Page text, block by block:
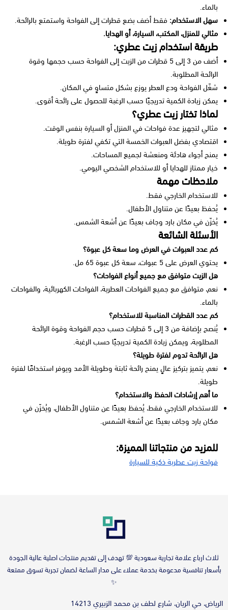
بالماء.
سهل الاستخدام: فقط أضف بضع قطرات إلى الفواحة واستمتع بالرائحة.
مثالي للمنزل، المكتب، السيارة، أو الهدايا.
طريقة استخدام زيت عطري:
أضف من 3 إلى 5 قطرات من الزيت إلى الفواحة حسب حجمها وقوة
الرائحة المطلوبة.
شغّل الفواحة ودع العطر يوزع بشكل متساوٍ في المكان.
يمكن زيادة الكمية تدريجيًا حسب الرغبة للحصول على رائحة أقوى.
لماذا تختار زيت عطري؟
مثالي لتجهيز عدة فواحات في المنزل أو السيارة بنفس الوقت.
اقتصادي بفضل العبوات الخمسة التي تكفي لفترة طويلة.
يمنح أجواء هادئة ومنعشة لجميع المساحات.
خيار ممتاز للهدايا أو للاستخدام الشخصي اليومي.
ملاحظات مهمة
للاستخدام الخارجي فقط.
يُحفظ بعيدًا عن متناول الأطفال.
يُخزّن في مكان بارد وجاف بعيدًا عن أشعة الشمس.
الأسئلة الشائعة
كم عدد العبوات في العرض وما سعة كل عبوة؟
يحتوي العرض على 5 عبوات، سعة كل عبوة 65 مل.
هل الزيت متوافق مع جميع أنواع الفواحات؟
نعم، متوافق مع جميع الفواحات العطرية، الفواحات الكهربائية، والفواحات
بالماء.
كم عدد القطرات المناسبة للاستخدام؟
يُنصح بإضافة من 3 إلى 5 قطرات حسب حجم الفواحة وقوة الرائحة
المطلوبة، ويمكن زيادة الكمية تدريجيًا حسب الرغبة.
هل الرائحة تدوم لفترة طويلة؟
نعم، يتميز بتركيز عالٍ يمنح رائحة ثابتة وطويلة الأمد ويوفر استخدامًا لفترة
طويلة.
ما أهم إرشادات الحفظ والاستخدام؟
للاستخدام الخارجي فقط، يُحفظ بعيدًا عن متناول الأطفال، ويُخزّن في
مكان بارد وجاف بعيدًا عن أشعة الشمس.
للمزيد من منتجاتنا المميزة:
فواحة زيت عطرية ذكية للسيارة
‎ثلاث ارباع علامة تجارية سعودية 💯 تهدف إلى تقديم منتجات اصلية عالية الجودة
بأسعار تنافسية مدعومة بخدمة عملاء على مدار الساعة لضمان تجربة تسوق ممتعة
✨
الرياض، حي الريان، شارع لطف بن محمد الزبيري 14213